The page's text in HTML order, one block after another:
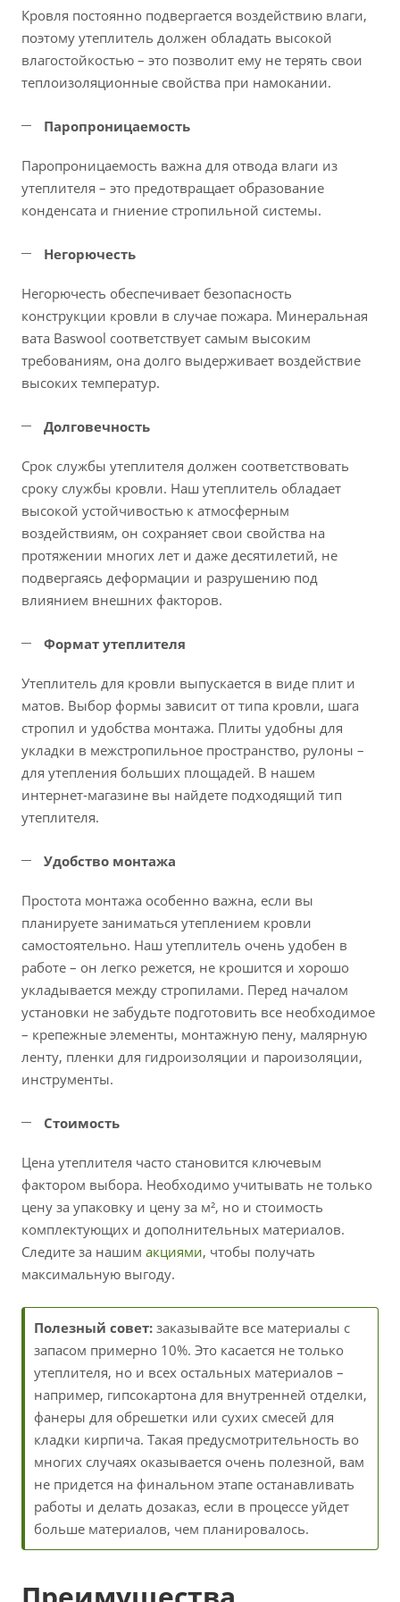
Кровля постоянно подвергается воздействию влаги,
поэтому утеплитель должен обладать высокой
влагостойкостью – это позволит ему не терять свои
теплоизоляционные свойства при намокании.
Паропроницаемость
Паропроницаемость важна для отвода влаги из
утеплителя – это предотвращает образование
конденсата и гниение стропильной системы.
Негорючесть
Негорючесть обеспечивает безопасность
конструкции кровли в случае пожара. Минеральная
вата Baswool соответствует самым высоким
требованиям, она долго выдерживает воздействие
высоких температур.
Долговечность
Срок службы утеплителя должен соответствовать
сроку службы кровли. Наш утеплитель обладает
высокой устойчивостью к атмосферным
воздействиям, он сохраняет свои свойства на
протяжении многих лет и даже десятилетий, не
подвергаясь деформации и разрушению под
влиянием внешних факторов.
Формат утеплителя
Утеплитель для кровли выпускается в виде плит и
матов. Выбор формы зависит от типа кровли, шага
стропил и удобства монтажа. Плиты удобны для
укладки в межстропильное пространство, рулоны –
для утепления больших площадей. В нашем
интернет-магазине вы найдете подходящий тип
утеплителя.
Удобство монтажа
Простота монтажа особенно важна, если вы
планируете заниматься утеплением кровли
самостоятельно. Наш утеплитель очень удобен в
работе – он легко режется, не крошится и хорошо
укладывается между стропилами. Перед началом
установки не забудьте подготовить все необходимое
– крепежные элементы, монтажную пену, малярную
ленту, пленки для гидроизоляции и пароизоляции,
инструменты.
Стоимость
Цена утеплителя часто становится ключевым
фактором выбора. Необходимо учитывать не только
цену за упаковку и цену за м², но и стоимость
комплектующих и дополнительных материалов.
Следите за нашим акциями, чтобы получать
максимальную выгоду.
Полезный совет: заказывайте все материалы с
запасом примерно 10%. Это касается не только
утеплителя, но и всех остальных материалов –
например, гипсокартона для внутренней отделки,
фанеры для обрешетки или сухих смесей для
кладки кирпича. Такая предусмотрительность во
многих случаях оказывается очень полезной, вам
не придется на финальном этапе останавливать
работы и делать дозаказ, если в процессе уйдет
больше материалов, чем планировалось.